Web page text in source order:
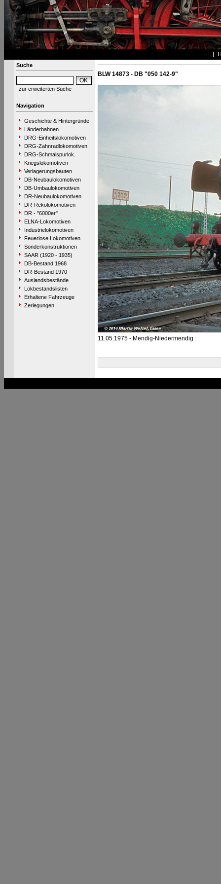
Suche
zur erweiterten Suche
Navigation
Geschichte & Hintergründe
Länderbahnen
DRG-Einheitslokomotiven
DRG-Zahnradlokomotiven
DRG-Schmalspurlok.
Kriegslokomotiven
Verlagerungsbauten
DB-Neubaulokomotiven
DB-Umbaulokomotiven
DR-Neubaulokomotiven
DR-Rekolokomotiven
DR - "6000er"
ELNA-Lokomotiven
Industrielokomotiven
Feuerlose Lokomotiven
Sonderkonstruktionen
SAAR (1920 - 1935)
DB-Bestand 1968
DR-Bestand 1970
Auslandsbestände
Lokbestandslisten
Erhaltene Fahrzeuge
Zerlegungen
BLW 14873 - DB "050 142-9"
11.05.1975 - Mendig-Niedermendig